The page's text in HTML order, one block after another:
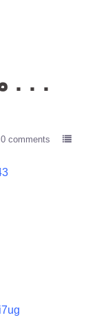
. . . مشاغل خاص . . .
0 comments